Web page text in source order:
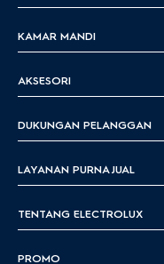
KAMAR MANDI
AKSESORI
DUKUNGAN PELANGGAN
LAYANAN PURNA JUAL
TENTANG ELECTROLUX
PROMO